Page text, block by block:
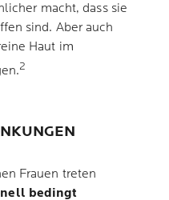
macht, dass sie
sind. Aber auch
Haut im
2
Frauen treten
bedingt